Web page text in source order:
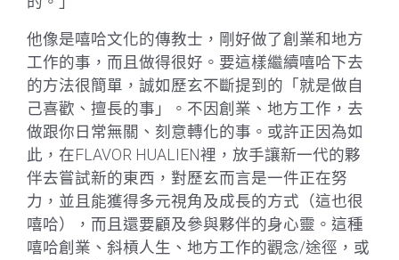
他像是嘻哈文化的傳教士，剛好做了創業和地方
工作的事，而且做得很好。要這樣繼續嘻哈下去
的方法很簡單，誠如歷玄不斷提到的「就是做自
己喜歡、擅長的事」。不因創業、地方工作，去
做跟你日常無關、刻意轉化的事。或許正因為如
此，在FLAVOR HUALIEN裡，放手讓新一代的夥
伴去嘗試新的東西，對歷玄而言是一件正在努
力，並且能獲得多元視角及成長的方式（這也很
嘻哈），而且還要顧及參與夥伴的身心靈。這種
嘻哈創業、斜槓人生、地方工作的觀念/途徑，或